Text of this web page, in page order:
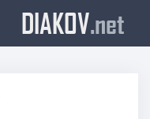
DIAKOV.net